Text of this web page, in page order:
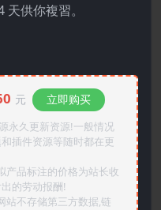
供你複習。
元 立即购买
永久更新资源!一般情况
插件资源等随时都在更
产品标注的价格为站长收
的劳动报酬!
站不存储第三方数据,链